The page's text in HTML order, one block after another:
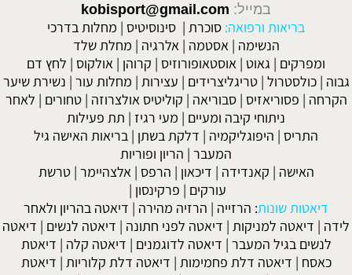
במייל: kobisport@gmail.com
בריאות ורפואה: סוכרת | סינוסיטיס | מחלות בדרכי
הנשימה | אסטמה | אלרגיה | מחלת שלד
ומפרקים | גאוט | אוסטאופורוזיס | קרוהן | אולקוס | לחץ דם
גבוה |כולסטרול |טריגליצרידים | עצירות | מחלות עור | נשירת שיער
הקרחה | פסוריאזיס |סבוריאה | קוליטיס אולצרוזה |טחורים | לאחר
ניתוחי קיבה ומעיים | מעי רגיז | תת פעילות
התריס | היפוגליקמיה | דלקת בשתן | בריאות האישה גיל
המעבר | הריון ופוריות
האישה | קאנדידה | דיכאון | הרפס | אלצהיימר |טרשת
עורקים | פרקינסון |
דיאטות שונות: הרזייה | הרזיה מהירה | דיאטה בהריון ולאחר
לידה | דיאטה למניקות | דיאטה לפני חתונה | דיאטה לנשים | דיאטה
לנשים בגיל המעבר | דיאטה לדוגמנים | דיאטה קלה | דיאטת
כאסח | דיאטה דלת פחמימות | דיאטה דלת קלוריות | דיאטת